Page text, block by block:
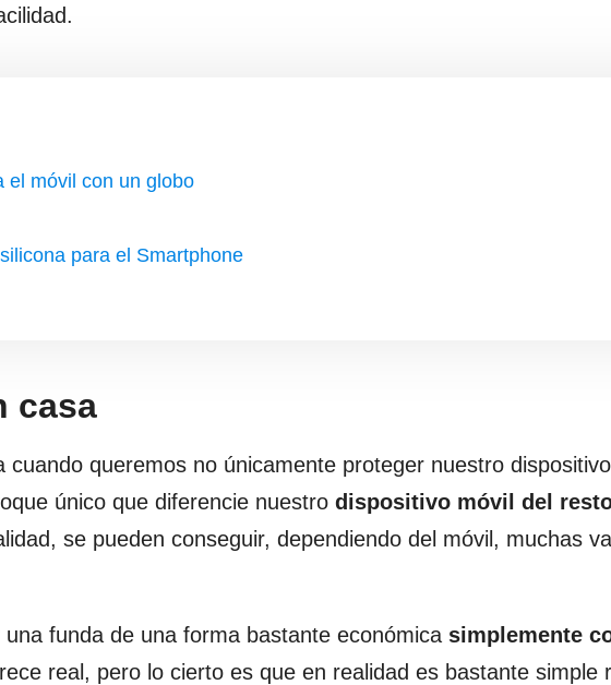
el móvil con un globo
para el Smartphone
casa
cuando queremos no únicamente proteger nuestro
único que diferencie nuestro dispositivo móvil del
se pueden conseguir, dependiendo del móvil, muchas
funda de una forma bastante económica simplemente
real, pero lo cierto es que en realidad es bastante simple